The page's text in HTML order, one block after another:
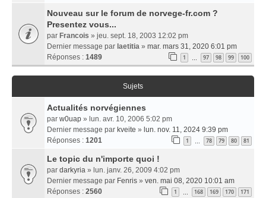
Nouveau sur le forum de norvege-fr.com ?
Presentez vous...
par Francois » jeu. sept. 18, 2003 12:02 pm
Dernier message par laetitia » mar. mars 31, 2020 6:01 pm
Réponses : 1489 1 … 97 98 99 100
Sujets
Actualités norvégiennes
par w0uap » lun. avr. 10, 2006 5:02 pm
Dernier message par kveite » lun. nov. 11, 2024 9:39 pm
Réponses : 1201 1 … 78 79 80 81
Le topic du n'importe quoi !
par darkyria » lun. janv. 26, 2009 4:02 pm
Dernier message par Fenris » ven. mai 08, 2020 10:01 am
Réponses : 2560 1 … 168 169 170 171